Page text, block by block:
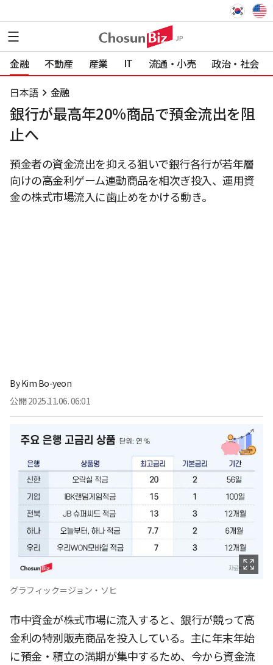
金融 不動産 産業 IT 流通・小売 政治・社会
日本語 金融
銀行が最高年20%商品で預金流出を阻
止へ
預金者の資金流出を抑える狙いで銀行各行が若年層
向けの高金利ゲーム連動商品を相次ぎ投入、運用資
金の株式市場流入に歯止めをかける動き。
ByKim Bo-yeon
公開 2025.11.06. 06:01
グラフィック＝ジョン・ソヒ
市中資金が株式市場に流入すると、銀行が競って高
金利の特別販売商品を投入している。主に年末年始
に預金・積立の満期が集中するため、今から資金流